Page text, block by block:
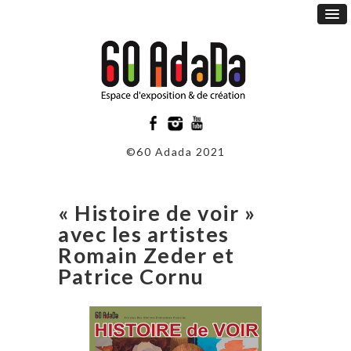
©60 Adada 2021
« Histoire de voir »
avec les artistes
Romain Zeder et
Patrice Cornu